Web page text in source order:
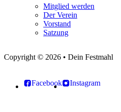
Mitglied werden
Der Verein
Vorstand
Satzung
Copyright © 2026 • Dein Festmahl
Facebook Instagram